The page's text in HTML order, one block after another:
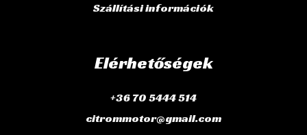
Szállítási információk
Elérhetőségek
+36 70 5444 514
citrommotor@gmail.com